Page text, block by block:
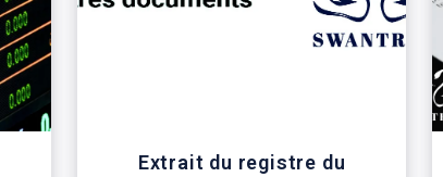
Extrait du registre du